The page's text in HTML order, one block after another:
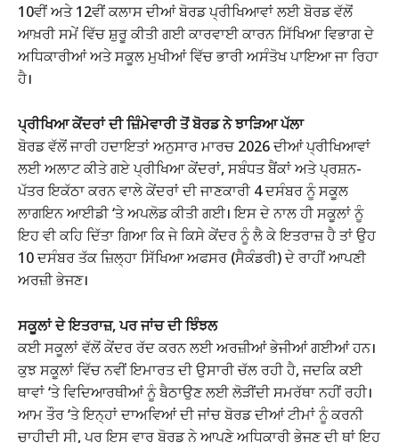
10ਵੀਂ ਅਤੇ 12ਵੀਂ ਕਲਾਸ ਦੀਆਂ ਬੋਰਡ ਪ੍ਰੀਖਿਆਵਾਂ ਲਈ ਬੋਰਡ ਵੱਲੋਂ
ਆਖ਼ਰੀ ਸਮੇਂ ਵਿੱਚ ਸ਼ੁਰੂ ਕੀਤੀ ਗਈ ਕਾਰਵਾਈ ਕਾਰਨ ਸਿੱਖਿਆ ਵਿਭਾਗ ਦੇ
ਅਧਿਕਾਰੀਆਂ ਅਤੇ ਸਕੂਲ ਮੁਖੀਆਂ ਵਿੱਚ ਭਾਰੀ ਅਸੰਤੋਖ ਪਾਇਆ ਜਾ ਰਿਹਾ
ਹੈ।
ਪ੍ਰੀਖਿਆ ਕੇਂਦਰਾਂ ਦੀ ਜ਼ਿੰਮੇਵਾਰੀ ਤੋਂ ਬੋਰਡ ਨੇ ਝਾੜਿਆ ਪੱਲਾ
ਬੋਰਡ ਵੱਲੋਂ ਜਾਰੀ ਹਦਾਇਤਾਂ ਅਨੁਸਾਰ ਮਾਰਚ 2026 ਦੀਆਂ ਪ੍ਰੀਖਿਆਵਾਂ
ਲਈ ਅਲਾਟ ਕੀਤੇ ਗਏ ਪ੍ਰੀਖਿਆ ਕੇਂਦਰਾਂ, ਸਬੰਧਤ ਬੈਂਕਾਂ ਅਤੇ ਪ੍ਰਸ਼ਨ-
ਪੱਤਰ ਇਕੱਠਾ ਕਰਨ ਵਾਲੇ ਕੇਂਦਰਾਂ ਦੀ ਜਾਣਕਾਰੀ 4 ਦਸੰਬਰ ਨੂੰ ਸਕੂਲ
ਲਾਗਇਨ ਆਈਡੀ ‘ਤੇ ਅਪਲੋਡ ਕੀਤੀ ਗਈ। ਇਸ ਦੇ ਨਾਲ ਹੀ ਸਕੂਲਾਂ ਨੂੰ
ਇਹ ਵੀ ਕਹਿ ਦਿੱਤਾ ਗਿਆ ਕਿ ਜੇ ਕਿਸੇ ਕੇਂਦਰ ਨੂੰ ਲੈ ਕੇ ਇਤਰਾਜ਼ ਹੈ ਤਾਂ ਉਹ
10 ਦਸੰਬਰ ਤੱਕ ਜ਼ਿਲ੍ਹਾ ਸਿੱਖਿਆ ਅਫਸਰ (ਸੈਕੰਡਰੀ) ਦੇ ਰਾਹੀਂ ਆਪਣੀ
ਅਰਜ਼ੀ ਭੇਜਣ।
ਸਕੂਲਾਂ ਦੇ ਇਤਰਾਜ਼, ਪਰ ਜਾਂਚ ਦੀ ਝਿੰਝਲ
ਕਈ ਸਕੂਲਾਂ ਵੱਲੋਂ ਕੇਂਦਰ ਰੱਦ ਕਰਨ ਲਈ ਅਰਜ਼ੀਆਂ ਭੇਜੀਆਂ ਗਈਆਂ ਹਨ।
ਕੁਝ ਸਕੂਲਾਂ ਵਿੱਚ ਨਵੀਂ ਇਮਾਰਤ ਦੀ ਉਸਾਰੀ ਚੱਲ ਰਹੀ ਹੈ, ਜਦਕਿ ਕਈ
ਥਾਵਾਂ ‘ਤੇ ਵਿਦਿਆਰਥੀਆਂ ਨੂੰ ਬੈਠਾਉਣ ਲਈ ਲੋੜੀਂਦੀ ਸਮਰੱਥਾ ਨਹੀਂ ਰਹੀ।
ਆਮ ਤੌਰ ‘ਤੇ ਇਨ੍ਹਾਂ ਦਾਅਵਿਆਂ ਦੀ ਜਾਂਚ ਬੋਰਡ ਦੀਆਂ ਟੀਮਾਂ ਨੂੰ ਕਰਨੀ
ਚਾਹੀਦੀ ਸੀ, ਪਰ ਇਸ ਵਾਰ ਬੋਰਡ ਨੇ ਆਪਣੇ ਅਧਿਕਾਰੀ ਭੇਜਣ ਦੀ ਥਾਂ ਇਹ